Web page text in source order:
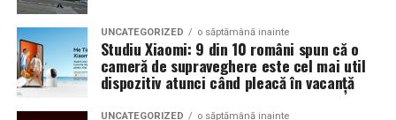
Cluj
Clujul este un oras in care vremea poate fi imprevizibila,
iar drumurile din imprejurimi includ atat zone urbane,
cat si trasee montane sau colinare. O masina pregatita
UNCATEGORIZED o săptămână inainte
Studiu Xiaomi: 9 din 10 români spun că o
cameră de supraveghere este cel mai util
dispozitiv atunci când pleacă în vacanță
UNCATEGORIZED o săptămână inainte